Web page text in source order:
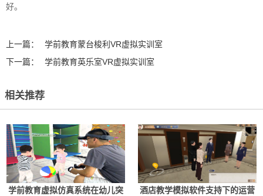
好。‍
上一篇：
学前教育蒙台梭利VR虚拟实训室
下一篇：
学前教育英乐室VR虚拟实训室
相关推荐
学前教育虚拟仿真系统在幼儿突
酒店教学模拟软件支持下的运营